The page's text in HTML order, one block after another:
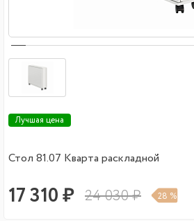
Лучшая цена
Стол 81.07 Кварта раскладной
17 310 ₽ 24 030 ₽ 28 %